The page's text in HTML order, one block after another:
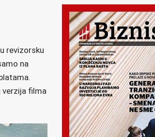
revizorsku
na
verzija filma